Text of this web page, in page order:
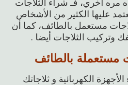
مره أخري، فـ شراء الثلاجات
عليها الكثير من الأشخاص
مستعمل بالطائف، كما أن
وتركيب الثلاجات أيضا .
مستعملة بالطائف
الكهربائية و ثلاجاتك